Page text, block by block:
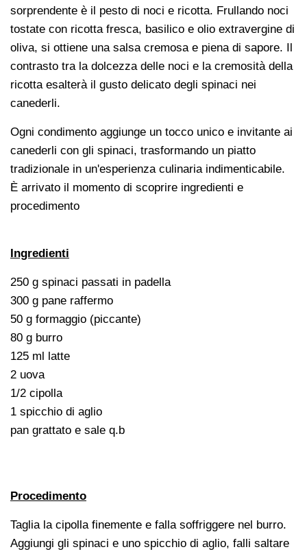
sorprendente è il pesto di noci e ricotta. Frullando noci
tostate con ricotta fresca, basilico e olio extravergine di
oliva, si ottiene una salsa cremosa e piena di sapore. Il
contrasto tra la dolcezza delle noci e la cremosità della
ricotta esalterà il gusto delicato degli spinaci nei
canederli.
Ogni condimento aggiunge un tocco unico e invitante ai
canederli con gli spinaci, trasformando un piatto
tradizionale in un'esperienza culinaria indimenticabile.
È arrivato il momento di scoprire ingredienti e
procedimento
Ingredienti
250 g spinaci passati in padella
300 g pane raffermo
50 g formaggio (piccante)
80 g burro
125 ml latte
2 uova
1/2 cipolla
1 spicchio di aglio
pan grattato e sale q.b
Procedimento
Taglia la cipolla finemente e falla soffriggere nel burro.
Aggiungi gli spinaci e uno spicchio di aglio, falli saltare